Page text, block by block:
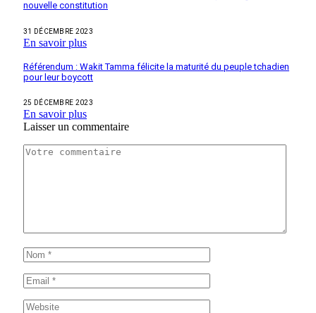
nouvelle constitution
31 DÉCEMBRE 2023
En savoir plus
Référendum : Wakit Tamma félicite la maturité du peuple tchadien
pour leur boycott
25 DÉCEMBRE 2023
En savoir plus
Laisser un commentaire